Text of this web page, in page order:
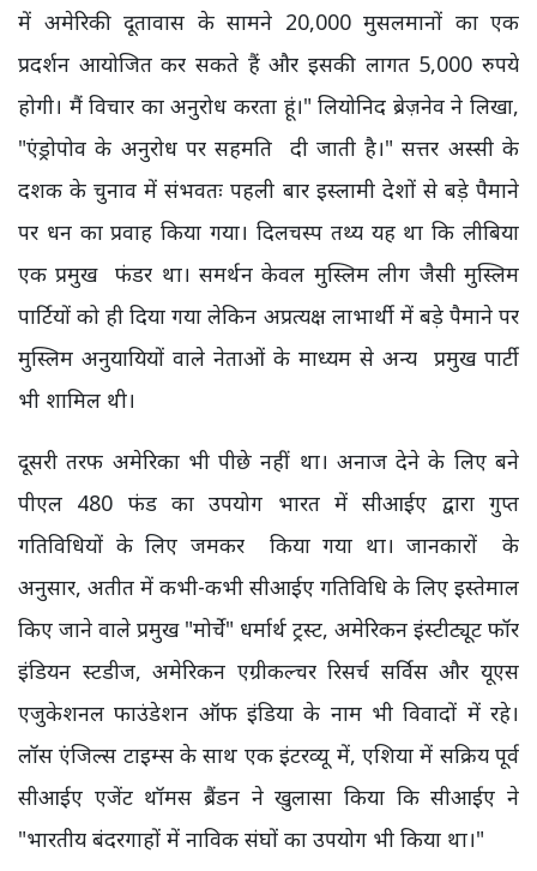
में अमेरिकी दूतावास के सामने 20,000 मुसलमानों का एक
प्रदर्शन आयोजित कर सकते हैं और इसकी लागत 5,000 रुपये
होगी। मैं विचार का अनुरोध करता हूं।" लियोनिद ब्रेज़नेव ने लिखा,
"एंड्रोपोव के अनुरोध पर सहमति दी जाती है।" सत्तर अस्सी के
दशक के चुनाव में संभवतः पहली बार इस्लामी देशों से बड़े पैमाने
पर धन का प्रवाह किया गया। दिलचस्प तथ्य यह था कि लीबिया
एक प्रमुख फंडर था। समर्थन केवल मुस्लिम लीग जैसी मुस्लिम
पार्टियों को ही दिया गया लेकिन अप्रत्यक्ष लाभार्थी में बड़े पैमाने पर
मुस्लिम अनुयायियों वाले नेताओं के माध्यम से अन्य प्रमुख पार्टी
भी शामिल थी।
दूसरी तरफ अमेरिका भी पीछे नहीं था। अनाज देने के लिए बने
पीएल 480 फंड का उपयोग भारत में सीआईए द्वारा गुप्त
गतिविधियों के लिए जमकर किया गया था। जानकारों के
अनुसार, अतीत में कभी-कभी सीआईए गतिविधि के लिए इस्तेमाल
किए जाने वाले प्रमुख "मोर्चे" धर्मार्थ ट्रस्ट, अमेरिकन इंस्टीट्यूट फॉर
इंडियन स्टडीज, अमेरिकन एग्रीकल्चर रिसर्च सर्विस और यूएस
एजुकेशनल फाउंडेशन ऑफ इंडिया के नाम भी विवादों में रहे।
लॉस एंजिल्स टाइम्स के साथ एक इंटरव्यू में, एशिया में सक्रिय पूर्व
सीआईए एजेंट थॉमस ब्रैंडन ने खुलासा किया कि सीआईए ने
"भारतीय बंदरगाहों में नाविक संघों का उपयोग भी किया था।"